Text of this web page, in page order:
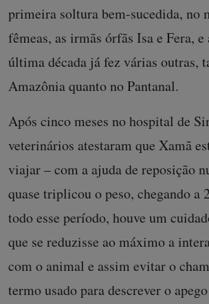
primeira soltura bem-sucedida, no
fêmeas, as irmãs órfãs Isa e Fera,
última década já fez várias outras,
Amazônia quanto no Pantanal.
Após cinco meses no hospital de
veterinários atestaram que Xamã
viajar – com a ajuda de reposição
quase triplicou o peso, chegando a
todo esse período, houve um
que se reduzisse ao máximo a
com o animal e assim evitar o
termo usado para descrever o